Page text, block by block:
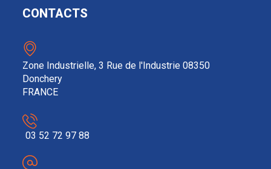
CONTACTS
Zone Industrielle, 3 Rue de l'Industrie 08350
Donchery
FRANCE
03 52 72 97 88